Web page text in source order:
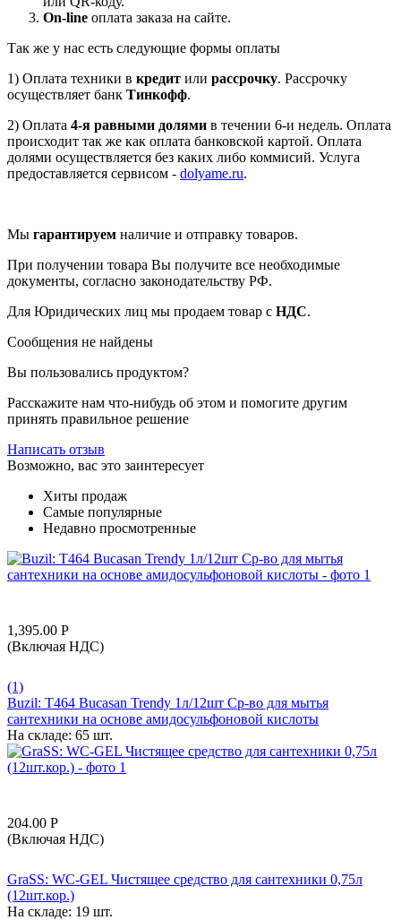
On-line оплата заказа на сайте.
Так же у нас есть следующие формы оплаты
1) Оплата техники в кредит или рассрочку. Рассрочку
осуществляет банк Тинкофф.
2) Оплата 4-я равными долями в течении 6-и недель. Оплата
происходит так же как оплата банковской картой. Оплата
долями осуществляется без каких либо коммисий. Услуга
предоставляется сервисом - dolyame.ru.
Мы гарантируем наличие и отправку товаров.
При получении товара Вы получите все необходимые
документы, согласно законодательству РФ.
Для Юридических лиц мы продаем товар с НДС.
Сообщения не найдены
Вы пользовались продуктом?
Расскажите нам что-нибудь об этом и помогите другим
принять правильное решение
Написать отзыв
Возможно, вас это заинтересует
Хиты продаж
Самые популярные
Недавно просмотренные
1,395.00 Р
(Включая НДС)
(1)
Buzil: T464 Bucasan Trendy 1л/12шт Ср-во для мытья
сантехники на основе амидосульфоновой кислоты
На складе: 65 шт.
204.00 Р
(Включая НДС)
GraSS: WC-GEL Чистящее средство для сантехники 0,75л
(12шт.кор.)
На складе: 19 шт.